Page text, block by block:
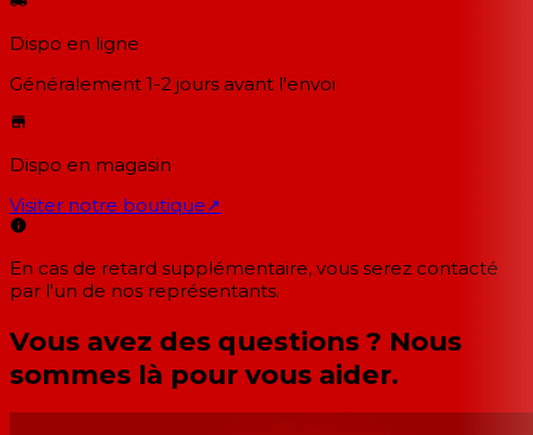
Dispo en ligne
Généralement 1-2 jours avant l'envoi
Dispo en magasin
Visiter notre boutique↗
En cas de retard supplémentaire, vous serez contacté
par l'un de nos représentants.
Vous avez des questions ? Nous
sommes là pour vous aider.